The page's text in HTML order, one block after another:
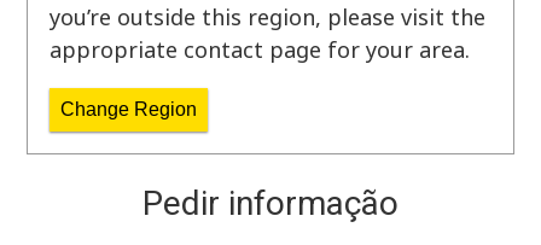
you’re outside this region, please visit the
appropriate contact page for your area.
Change Region
Pedir informação